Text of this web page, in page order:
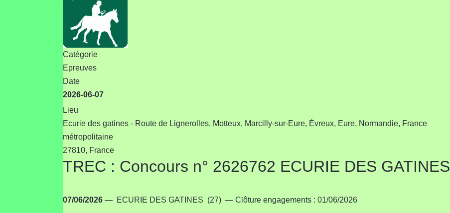
Catégorie
Epreuves
Date
2026-06-07
Lieu
Ecurie des gatines - Route de Lignerolles, Motteux, Marcilly-sur-Eure, Évreux, Eure, Normandie, France
métropolitaine
27810, France
TREC : Concours n° 2626762 ECURIE DES GATINES
07/06/2026 — ECURIE DES GATINES (27) — Clôture engagements : 01/06/2026